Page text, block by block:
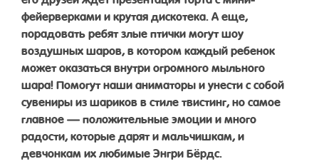
фейерверками и крутая дискотека. А еще,
порадовать ребят злые птички могут шоу
воздушных шаров, в котором каждый ребенок
может оказаться внутри огромного мыльного
шара! Помогут наши аниматоры и унести с собой
сувениры из шариков в стиле твистинг, но самое
главное — положительные эмоции и много
радости, которые дарят и мальчишкам, и
девчонкам их любимые Энгри Бёрдс.